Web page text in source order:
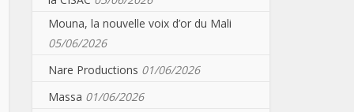
Mouna, la nouvelle voix d’or du Mali
05/06/2026
Nare Productions 01/06/2026
Massa 01/06/2026